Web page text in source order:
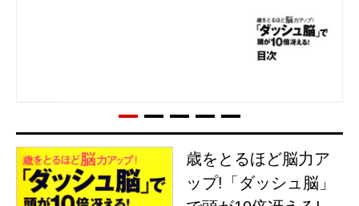
歳をとるほど脳力ア
ップ!「ダッシュ脳」